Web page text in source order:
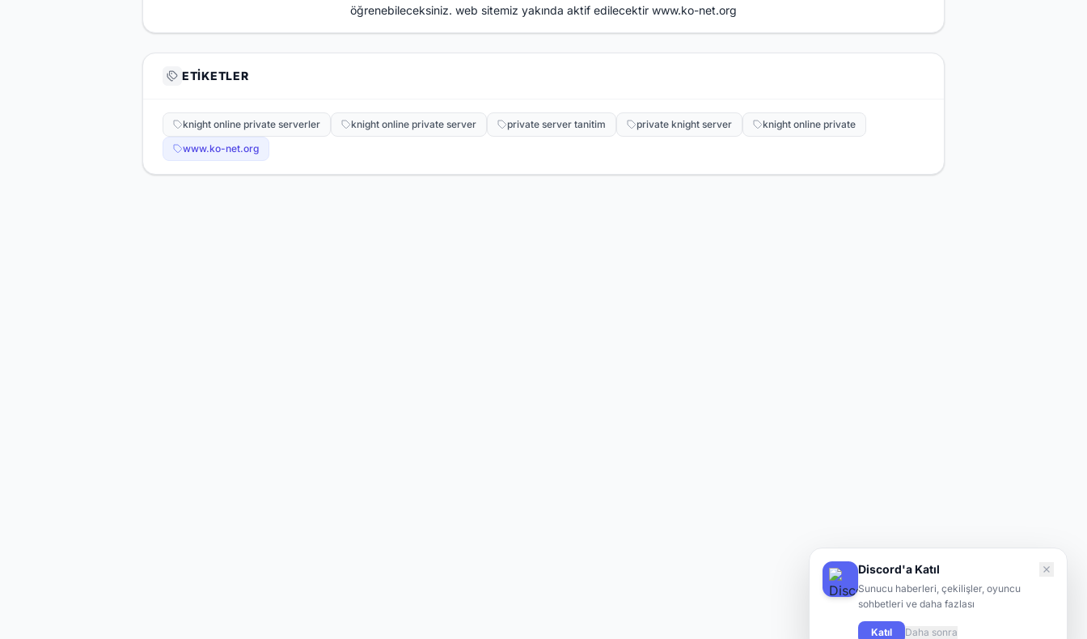
öğrenebileceksiniz. web sitemiz yakında aktif edilecektir www.ko-net.org
ETIKETLER
knight online private serverler knight online private server private server tanitim private knight server
knight online private
www.ko-net.org
Discord'a Katıl
Sunucu haberleri, çekilişler, oyuncu
sohbetleri ve daha fazlası
Katıl Daha sonra